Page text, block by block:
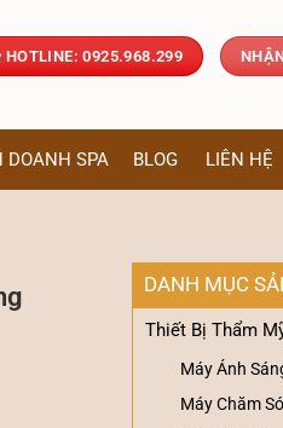
0925.968.299
DOANH SPA BLOG LIÊN HỆ
DANH MỤC
Thiết Bị Thẩm
Máy Ánh
Máy Chăm